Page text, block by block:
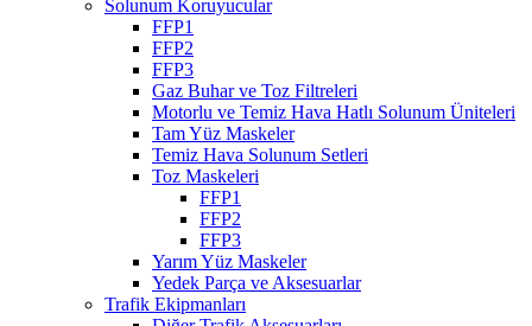
Solunum Koruyucular
FFP1
FFP2
FFP3
Gaz Buhar ve Toz Filtreleri
Motorlu ve Temiz Hava Hatlı Solunum Üniteleri
Tam Yüz Maskeler
Temiz Hava Solunum Setleri
Toz Maskeleri
FFP1
FFP2
FFP3
Yarım Yüz Maskeler
Yedek Parça ve Aksesuarlar
Trafik Ekipmanları